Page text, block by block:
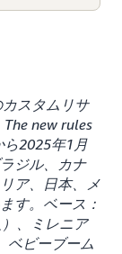
スタムリサ
new rules
ら2025年1月
ジル、カナ
ア、日本、メ
す。ベース：
、ミレニア
ベビーブーム